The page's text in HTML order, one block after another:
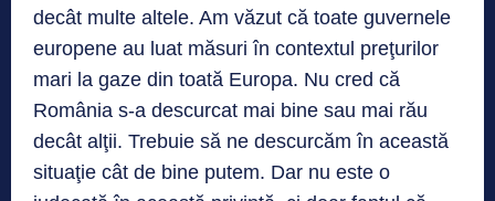
decât multe altele. Am văzut că toate guvernele
europene au luat măsuri în contextul preţurilor
mari la gaze din toată Europa. Nu cred că
România s-a descurcat mai bine sau mai rău
decât alţii. Trebuie să ne descurcăm în această
situaţie cât de bine putem. Dar nu este o